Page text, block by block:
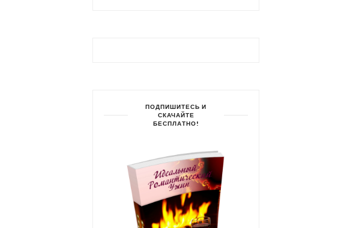
ПОДПИШИТЕСЬ И
СКАЧАЙТЕ
БЕСПЛАТНО!